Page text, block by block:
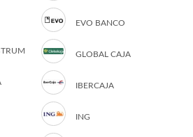
EVO BANCO
GLOBAL CAJA
IBERCAJA
ING